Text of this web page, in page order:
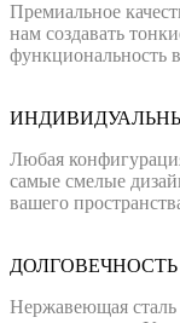
Премиальное
нам создавать
функциональность
Любая
самые смелые
вашего
ДОЛГОВЕЧНОСТЬ
Нержавеющая